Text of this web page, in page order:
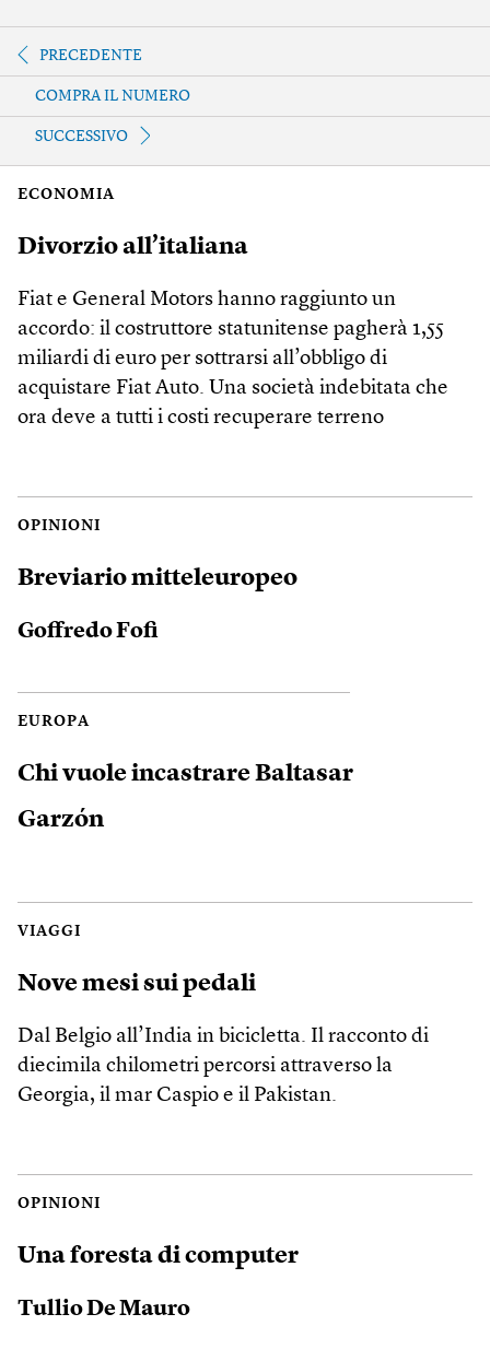
PRECEDENTE
COMPRA IL NUMERO
SUCCESSIVO
ECONOMIA
Divorzio all’italiana
Fiat e General Motors hanno raggiunto un
accordo: il costruttore statunitense pagherà 1,55
miliardi di euro per sottrarsi all’obbligo di
acquistare Fiat Auto. Una società indebitata che
ora deve a tutti i costi recuperare terreno
OPINIONI
Breviario mitteleuropeo
Goffredo Fofi
EUROPA
Chi vuole incastrare Baltasar
Garzón
VIAGGI
Nove mesi sui pedali
Dal Belgio all’India in bicicletta. Il racconto di
diecimila chilometri percorsi attraverso la
Georgia, il mar Caspio e il Pakistan.
OPINIONI
Una foresta di computer
Tullio De Mauro